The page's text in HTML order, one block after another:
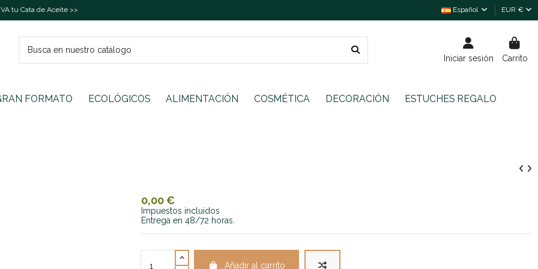
tu Cata de Aceite >> Español EUR €
Iniciar sesión Carrito
FORMATO ECOLÓGICOS ALIMENTACIÓN COSMÉTICA DECORACIÓN ESTUCHES REGALO
0,00 €
Impuestos incluidos
Entrega en 48/72 horas.
Añadir al carrito